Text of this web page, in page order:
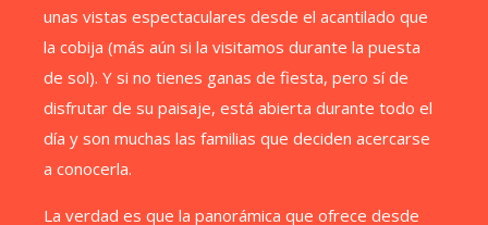
unas vistas espectaculares desde el acantilado que
la cobija (más aún si la visitamos durante la puesta
de sol). Y si no tienes ganas de fiesta, pero sí de
disfrutar de su paisaje, está abierta durante todo el
día y son muchas las familias que deciden acercarse
a conocerla.
La verdad es que la panorámica que ofrece desde